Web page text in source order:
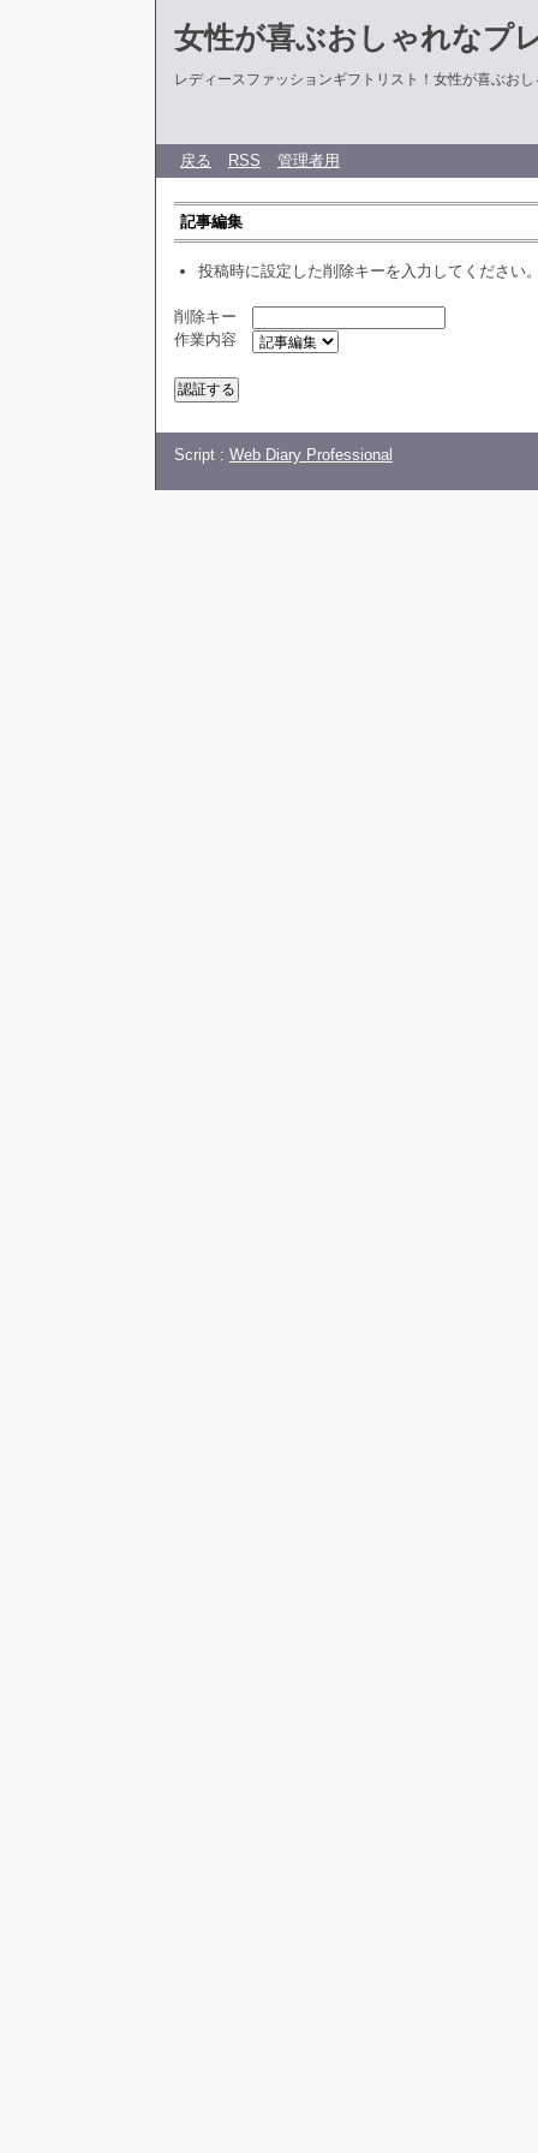
女性が喜ぶおしゃれなプ
レディースファッションギフトリスト！女性が喜ぶお
戻る RSS 管理者用
記事編集
投稿時に設定した削除キーを入力してください
削除キー
作業内容
Script : Web Diary Professional